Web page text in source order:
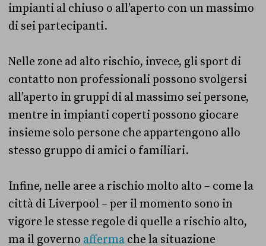
impianti al chiuso o all’aperto con un massimo
di sei partecipanti.
Nelle zone ad alto rischio, invece, gli sport di
contatto non professionali possono svolgersi
all’aperto in gruppi di al massimo sei persone,
mentre in impianti coperti possono giocare
insieme solo persone che appartengono allo
stesso gruppo di amici o familiari.
Infine, nelle aree a rischio molto alto – come la
città di Liverpool – per il momento sono in
vigore le stesse regole di quelle a rischio alto,
ma il governo afferma che la situazione